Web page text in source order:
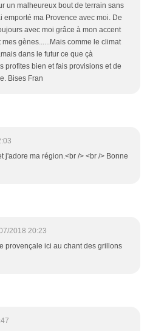
un malheureux bout de terrain sans
emporté ma Provence avec moi. De
avec moi grâce à mon accent
gènes......Mais comme le climat
dans le futur ce que çà
profites bien et fais provisions et de
Bises Fran
j'adore ma région.<br /> <br /> Bonne
2018 20:23
provençale ici au chant des grillons